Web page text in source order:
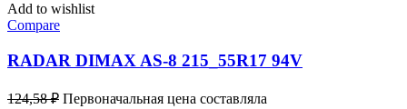
Add to wishlist
Compare
RADAR DIMAX AS-8 215_55R17 94V
124,58₽ Первоначальная цена составляла